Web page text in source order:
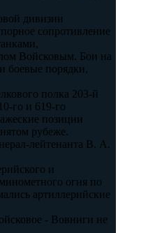
дивизии
сопротивление
Войсковым. Бои на
боевые порядки,
полка 203-й
го и 619-го
позиции
рубеже.
лейтенанта В. А.
и
огня по
артиллерийские
- Вовниги не